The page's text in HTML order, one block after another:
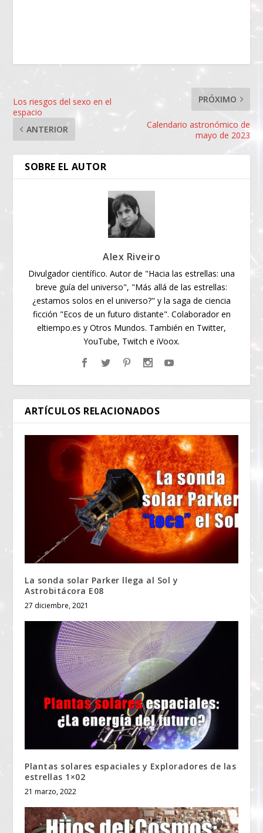
Los riesgos del sexo en el
espacio
ANTERIOR
PRÓXIMO
Calendario astronómico de
mayo de 2023
SOBRE EL AUTOR
Alex Riveiro
Divulgador científico. Autor de "Hacia las estrellas: una
breve guía del universo", "Más allá de las estrellas:
¿estamos solos en el universo?" y la saga de ciencia
ficción "Ecos de un futuro distante". Colaborador en
eltiempo.es y Otros Mundos. También en Twitter,
YouTube, Twitch e iVoox.
ARTÍCULOS RELACIONADOS
La sonda solar Parker llega al Sol y
Astrobitácora E08
27 diciembre, 2021
Plantas solares espaciales y Exploradores de las
estrellas 1×02
21 marzo, 2022